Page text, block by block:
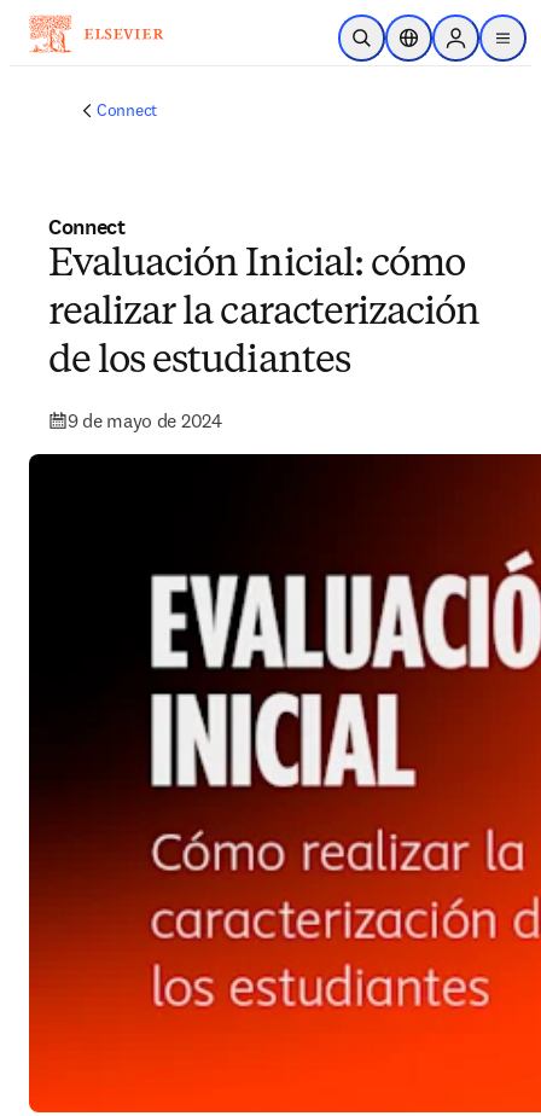
Saltar al contenido principal
Abrir búsqueda
Selector deSign in to
menu
Connect
Connect
Evaluación Inicial: cómo
realizar la caracterización
de los estudiantes
9 de mayo de 2024